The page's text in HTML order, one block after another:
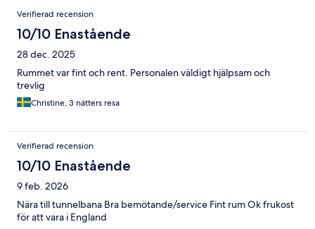
Verifierad recension
10/10 Enastående
28 dec. 2025
Rummet var fint och rent. Personalen väldigt hjälpsam och
trevlig
Christine, 3 nätters resa
Verifierad recension
10/10 Enastående
9 feb. 2026
Nära till tunnelbana Bra bemötande/service Fint rum Ok frukost
för att vara i England